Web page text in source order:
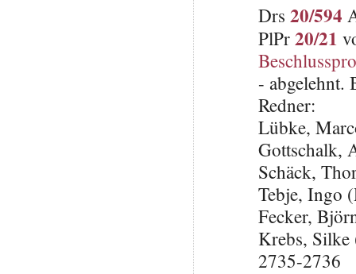
Drs 20/594
PlPr20/21
- abgelehnt.
Redner:
Lübke,
Gottschalk,
Schäck,
Tebje, Ingo
Fecker,
Krebs, Silke
2735-2736